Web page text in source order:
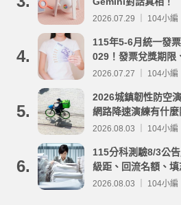
2026.07.29 ｜ 104小編
4.
115年5-6月統一發
029！發票兌獎期限
2026.07.27 ｜ 104小編
5.
2026城鎮韌性防空
網路降速演練有什
事項整理
2026.08.03 ｜ 104小編
6.
115分科測驗8/3公
級距、回流名額、
分析
2026.08.03 ｜ 104小編